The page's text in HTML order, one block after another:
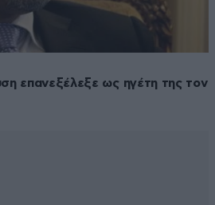
επανεξέλεξε ως ηγέτη της τον